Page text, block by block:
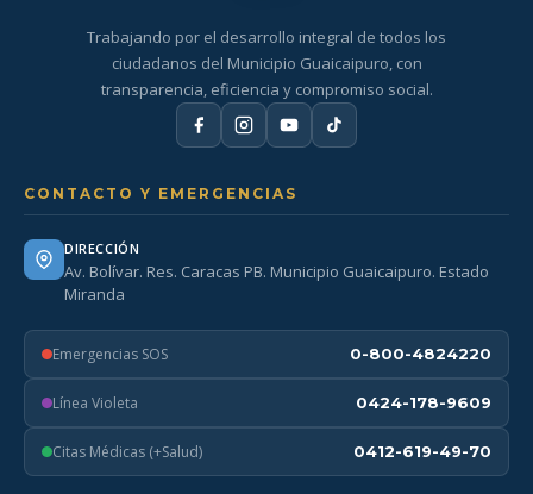
Trabajando por el desarrollo integral de todos los
ciudadanos del Municipio Guaicaipuro, con
transparencia, eficiencia y compromiso social.
CONTACTO Y EMERGENCIAS
DIRECCIÓN
Av. Bolívar. Res. Caracas PB. Municipio Guaicaipuro. Estado
Miranda
Emergencias SOS 0-800-4824220
Línea Violeta 0424-178-9609
Citas Médicas (+Salud) 0412-619-49-70